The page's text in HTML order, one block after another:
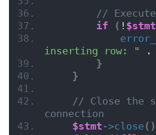
//
if
( ! $stmt
inserting row: " .
}
}
// Close the
connection
$stmt ->close()